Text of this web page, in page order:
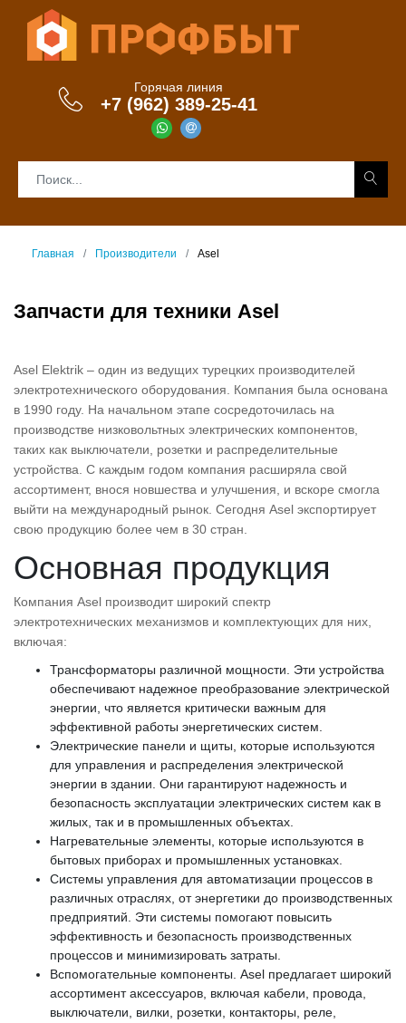
Горячая линия
+7 (962) 389-25-41
Главная Производители Asel
Запчасти для техники Asel
Asel Elektrik – один из ведущих турецких производителей
электротехнического оборудования. Компания была основана
в 1990 году. На начальном этапе сосредоточилась на
производстве низковольтных электрических компонентов,
таких как выключатели, розетки и распределительные
устройства. С каждым годом компания расширяла свой
ассортимент, внося новшества и улучшения, и вскоре смогла
выйти на международный рынок. Сегодня Asel экспортирует
свою продукцию более чем в 30 стран.
Основная продукция
Компания Asel производит широкий спектр
электротехнических механизмов и комплектующих для них,
включая:
Трансформаторы различной мощности. Эти устройства
обеспечивают надежное преобразование электрической
энергии, что является критически важным для
эффективной работы энергетических систем.
Электрические панели и щиты, которые используются
для управления и распределения электрической
энергии в здании. Они гарантируют надежность и
безопасность эксплуатации электрических систем как в
жилых, так и в промышленных объектах.
Нагревательные элементы, которые используются в
бытовых приборах и промышленных установках.
Системы управления для автоматизации процессов в
различных отраслях, от энергетики до производственных
предприятий. Эти системы помогают повысить
эффективность и безопасность производственных
процессов и минимизировать затраты.
Вспомогательные компоненты. Asel предлагает широкий
ассортимент аксессуаров, включая кабели, провода,
выключатели, вилки, розетки, контакторы, реле,